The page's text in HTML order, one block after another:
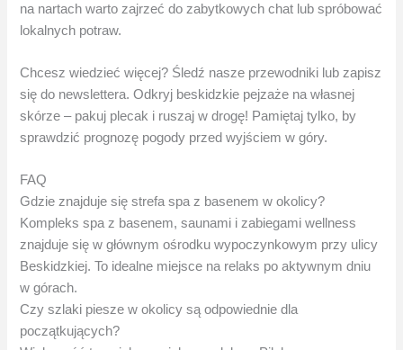
na nartach warto zajrzeć do zabytkowych chat lub spróbować
lokalnych potraw.
Chcesz wiedzieć więcej? Śledź nasze przewodniki lub zapisz
się do newslettera. Odkryj beskidzkie pejzaże na własnej
skórze – pakuj plecak i ruszaj w drogę! Pamiętaj tylko, by
sprawdzić prognozę pogody przed wyjściem w góry.
FAQ
Gdzie znajduje się strefa spa z basenem w okolicy?
Kompleks spa z basenem, saunami i zabiegami wellness
znajduje się w głównym ośrodku wypoczynkowym przy ulicy
Beskidzkiej. To idealne miejsce na relaks po aktywnym dniu
w górach.
Czy szlaki piesze w okolicy są odpowiednie dla
początkujących?